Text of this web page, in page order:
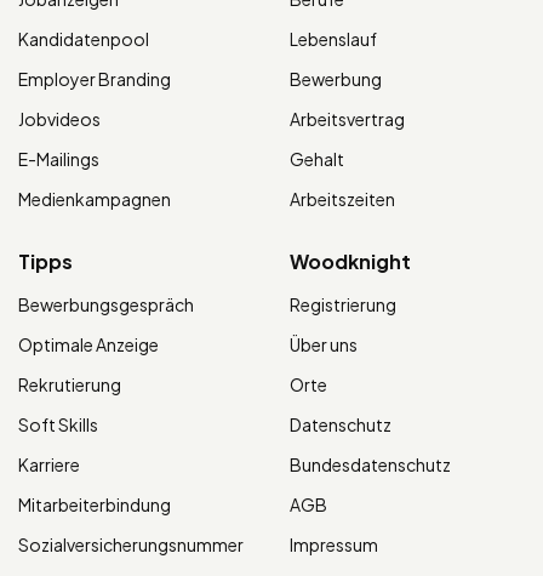
Kandidatenpool
Employer Branding
Jobvideos
E-Mailings
Medienkampagnen
Lebenslauf
Bewerbung
Arbeitsvertrag
Gehalt
Arbeitszeiten
Tipps
Bewerbungsgespräch
Optimale Anzeige
Rekrutierung
Soft Skills
Karriere
Mitarbeiterbindung
Sozialversicherungsnummer
Woodknight
Registrierung
Über uns
Orte
Datenschutz
Bundesdatenschutz
AGB
Impressum